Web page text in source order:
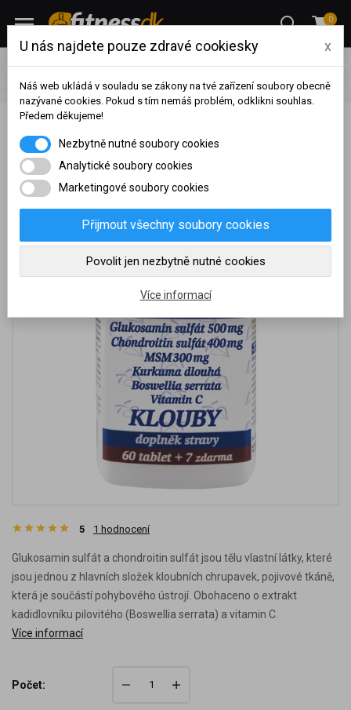
0
Pro ženy Suplementy a sladkosti pro ženy
Kloubní výživa
Glukosamin sulfát (chondroitin, MSM, kurkuma) KLOUBY
Glukosamin sulfát (chondroitin, MSM, kurkuma)
KLOUBY
5 1 hodnocení
Glukosamin sulfát a chondroitin sulfát jsou tělu vlastní látky, které
jsou jednou z hlavních složek kloubních chrupavek, pojivové tkáně,
která je součástí pohybového ústrojí. Obohaceno o extrakt
kadidlovníku pilovitého (Boswellia serrata) a vitamin C.
Více informací
Počet:
dosaženého obratu za
sledované období, byl váš
účet přeřazen do jiné
skupiny:
U nás najdete pouze zdravé cookiesky x
Náš web ukládá v souladu se zákony na tvé zařízení soubory obecně
nazývané cookies. Pokud s tím nemáš problém, odklikni souhlas.
Předem děkujeme!
Nezbytně nutné soubory cookies
Analytické soubory cookies
Marketingové soubory cookies
Přijmout všechny soubory cookies
Povolit jen nezbytně nutné cookies
Více informací